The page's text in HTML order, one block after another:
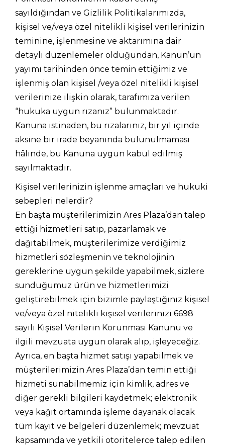
sayıldığından ve Gizlilik Politikalarımızda,
kişisel ve/veya özel nitelikli kişisel verilerinizin
teminine, işlenmesine ve aktarımına dair
detaylı düzenlemeler olduğundan, Kanun’un
yayımı tarihinden önce temin ettiğimiz ve
işlenmiş olan kişisel /veya özel nitelikli kişisel
verilerinize ilişkin olarak, tarafımıza verilen
“hukuka uygun rızanız” bulunmaktadır.
Kanuna istinaden, bu rızalarınız, bir yıl içinde
aksine bir irade beyanında bulunulmaması
hâlinde, bu Kanuna uygun kabul edilmiş
sayılmaktadır.
Kişisel verilerinizin işlenme amaçları ve hukuki
sebepleri nelerdir?
En başta müşterilerimizin Ares Plaza’dan talep
ettiği hizmetleri satıp, pazarlamak ve
dağıtabilmek, müşterilerimize verdiğimiz
hizmetleri sözleşmenin ve teknolojinin
gereklerine uygun şekilde yapabilmek, sizlere
sunduğumuz ürün ve hizmetlerimizi
geliştirebilmek için bizimle paylaştığınız kişisel
ve/veya özel nitelikli kişisel verilerinizi 6698
sayılı Kişisel Verilerin Korunması Kanunu ve
ilgili mevzuata uygun olarak alıp, işleyeceğiz.
Ayrıca, en başta hizmet satışı yapabilmek ve
müşterilerimizin Ares Plaza’dan temin ettiği
hizmeti sunabilmemiz için kimlik, adres ve
diğer gerekli bilgileri kaydetmek; elektronik
veya kağıt ortamında işleme dayanak olacak
tüm kayıt ve belgeleri düzenlemek; mevzuat
kapsamında ve yetkili otoritelerce talep edilen